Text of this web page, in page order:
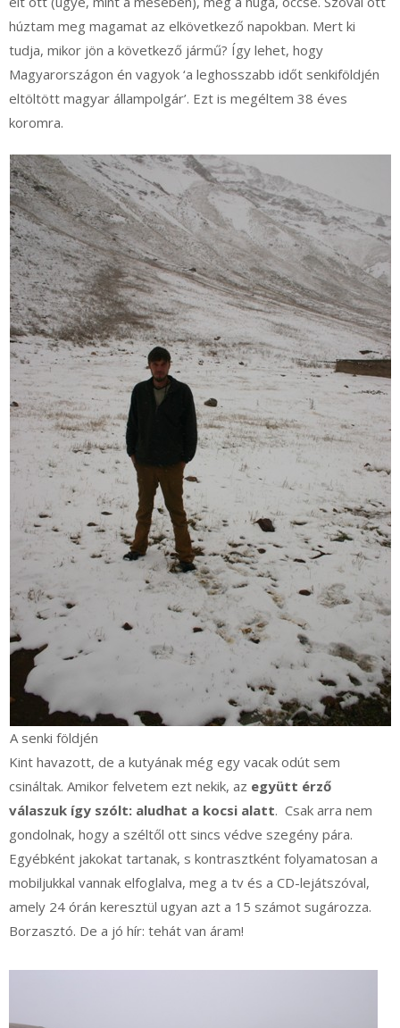
húztam meg magamat az elkövetkező napokban. Mert ki
tudja, mikor jön a következő jármű? Így lehet, hogy
Magyarországon én vagyok ‘a leghosszabb időt senkiföldjén
eltöltött magyar állampolgár’. Ezt is megéltem 38 éves
koromra.
A senki földjén
Kint havazott, de a kutyának még egy vacak odút sem
csináltak. Amikor felvetem ezt nekik, az együtt érző
válaszuk így szólt: aludhat a kocsi alatt. Csak arra nem
gondolnak, hogy a széltől ott sincs védve szegény pára.
Egyébként jakokat tartanak, s kontrasztként folyamatosan a
mobiljukkal vannak elfoglalva, meg a tv és a CD-lejátszóval,
amely 24 órán keresztül ugyan azt a 15 számot sugározza.
Borzasztó. De a jó hír: tehát van áram!